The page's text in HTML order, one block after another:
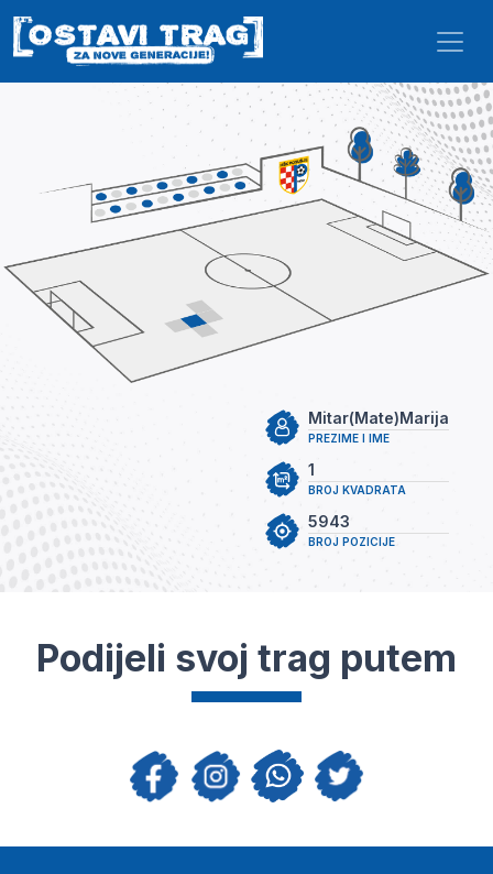
Skip to main content
PREZIME I IME
Mitar(Mate)Marija
BROJ KVADRATA
1
BROJ POZICIJE
5943
Podijeli svoj trag putem